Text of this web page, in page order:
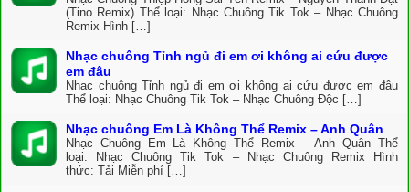
(Tino Remix) Thể loại: Nhạc Chuông Tik Tok – Nhạc Chuông
Remix Hình […]
Nhạc chuông Tỉnh ngủ đi em ơi không ai cứu được
em đâu
Nhạc chuông Tỉnh ngủ đi em ơi không ai cứu được em đâu
Thể loại: Nhạc Chuông Tik Tok – Nhạc Chuông Độc […]
Nhạc chuông Em Là Không Thể Remix – Anh Quân
Nhạc Chuông Em Là Không Thể Remix – Anh Quân Thể
loại: Nhạc Chuông Tik Tok – Nhạc Chuông Remix Hình
thức: Tải Miễn phí […]